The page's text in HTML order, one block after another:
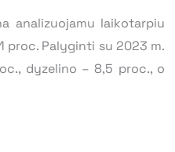
analizuojamu laikotarpiu
proc. Palyginti su 2023 m.
dyzelino – 8,5 proc., o